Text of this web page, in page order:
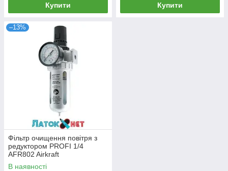
Купити Купити
–13%
Фільтр очищення повітря з
редуктором PROFI 1/4
AFR802 Airkraft
В наявності